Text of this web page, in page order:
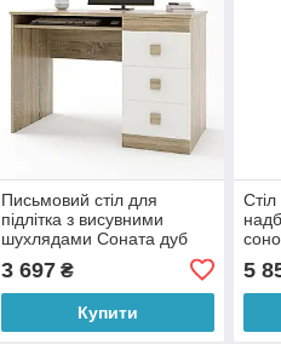
Письмовий стіл для
підлітка з висувними
шухлядами Соната дуб
сонома + білий 110х55х76
см Еверест
3 697₴
Купити
5